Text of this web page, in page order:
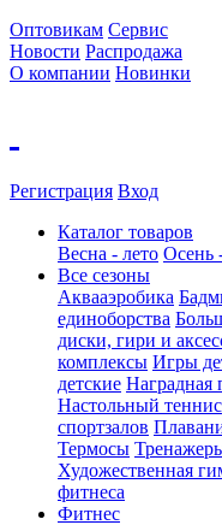
Оптовикам Сервис
Новости Распродажа
О компании Новинки
Регистрация Вход
Каталог товаров
Весна - лето Осень
Все сезоны
Аквааэробика
единоборства
диски, гири и
комплексы Игры
детские Наградная
Настольный теннис
спортзалов
Термосы
Художественная
фитнеса
Фитнес